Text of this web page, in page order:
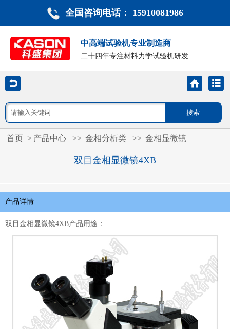
全国咨询电话： 15910081986
中高端试验机专业制造商
二十四年专注材料力学试验机研发
首页 > 产品中心 >> 金相分析类 >> 金相显微镜
双目金相显微镜4XB
产品详情
双目金相显微镜4XB产品用途 ：